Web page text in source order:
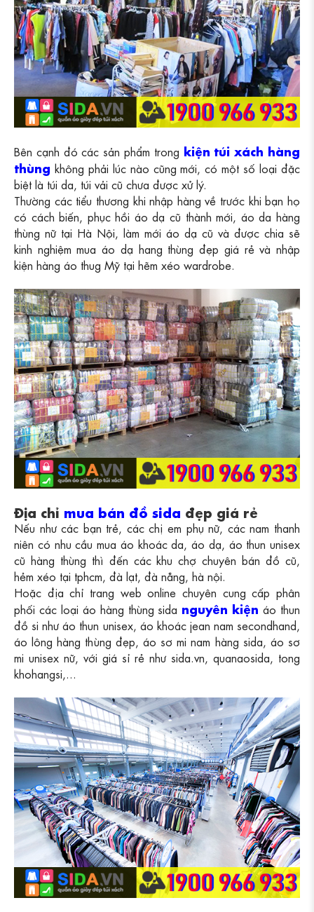
Bên cạnh đó các sản phẩm trong kiện túi xách hàng
thùng không phải lúc nào cũng mới, có một số loại đặc
biệt là túi da, túi vải cũ chưa được xử lý.
Thường các tiểu thương khi nhập hàng về trước khi bạn họ
có cách biến, phục hồi áo dạ cũ thành mới, áo da hàng
thùng nữ tại Hà Nội, làm mới áo dạ cũ và được chia sẽ
kinh nghiệm mua áo dạ hang thùng đẹp giá rẻ và nhập
kiện hàng áo thug Mỹ tại hẽm xéo wardrobe.
Địa chỉ mua bán đồ sida đẹp giá rẻ
Nếu như các bạn trẻ, các chị em phụ nữ, các nam thanh
niên có nhu cầu mua áo khoác da, áo dạ, áo thun unisex
cũ hàng thùng thì đến các khu chợ chuyên bán đồ cũ,
hẻm xéo tại tphcm, đà lạt, đà nẵng, hà nội.
Hoặc địa chỉ trang web online chuyên cung cấp phân
phối các loại áo hàng thùng sida nguyên kiện áo thun
đồ si như áo thun unisex, áo khoác jean nam secondhand,
áo lông hàng thùng đẹp, áo sơ mi nam hàng sida, áo sơ
mi unisex nữ, với giá sỉ rẻ như sida.vn, quanaosida, tong
khohangsi,...